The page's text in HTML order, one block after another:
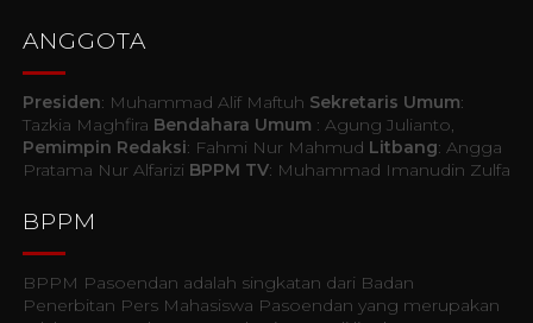
ANGGOTA
Presiden: Muhammad Alif Maftuh Sekretaris Umum:
Tazkia Maghfira Bendahara Umum : Agung Julianto,
Pemimpin Redaksi: Fahmi Nur Mahmud Litbang: Angga
Pratama Nur Alfarizi BPPM TV: Muhammad Imanudin Zulfa
BPPM
BPPM Pasoendan adalah singkatan dari Badan
Penerbitan Pers Mahasiswa Pasoendan yang merupakan